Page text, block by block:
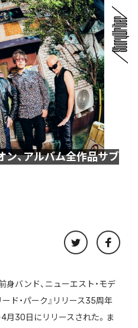
ン、アルバム全作品サブ
身バンド、ニューエスト・モデ
ド・パーク』リリース35周年
月30日にリリースされた。ま